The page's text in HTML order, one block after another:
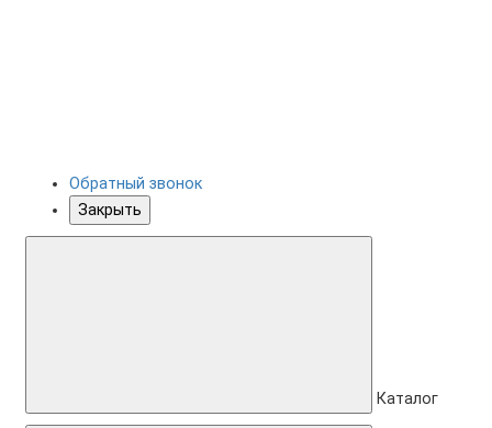
Обратный звонок
Закрыть
Каталог